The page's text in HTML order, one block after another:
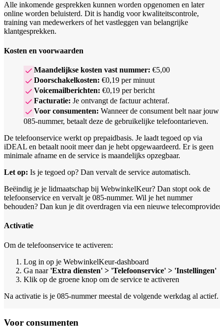
Alle inkomende gesprekken kunnen worden opgenomen en later
online worden beluisterd. Dit is handig voor kwaliteitscontrole,
training van medewerkers of het vastleggen van belangrijke
klantgesprekken.
Kosten en voorwaarden
Maandelijkse kosten vast nummer: €5,00
Doorschakelkosten: €0,19 per minuut
Voicemailberichten: €0,19 per bericht
Facturatie: Je ontvangt de factuur achteraf.
Voor consumenten: Wanneer de consument belt naar jouw
085-nummer, betaalt deze de gebruikelijke telefoontarieven.
De telefoonservice werkt op prepaidbasis. Je laadt tegoed op via
iDEAL en betaalt nooit meer dan je hebt opgewaardeerd. Er is geen
minimale afname en de service is maandelijks opzegbaar.
Let op: Is je tegoed op? Dan vervalt de service automatisch.
Beëindig je je lidmaatschap bij WebwinkelKeur? Dan stopt ook de
telefoonservice en vervalt je 085-nummer. Wil je het nummer
behouden? Dan kun je dit overdragen via een nieuwe
Activatie
Om de telefoonservice te activeren:
Log in op je WebwinkelKeur-dashboard
Ga naar 'Extra diensten' > 'Telefoonservice' > 'Instellingen'
Klik op de groene knop om de service te activeren
Na activatie is je 085-nummer meestal de volgende werkdag al actief.
Voor consumenten